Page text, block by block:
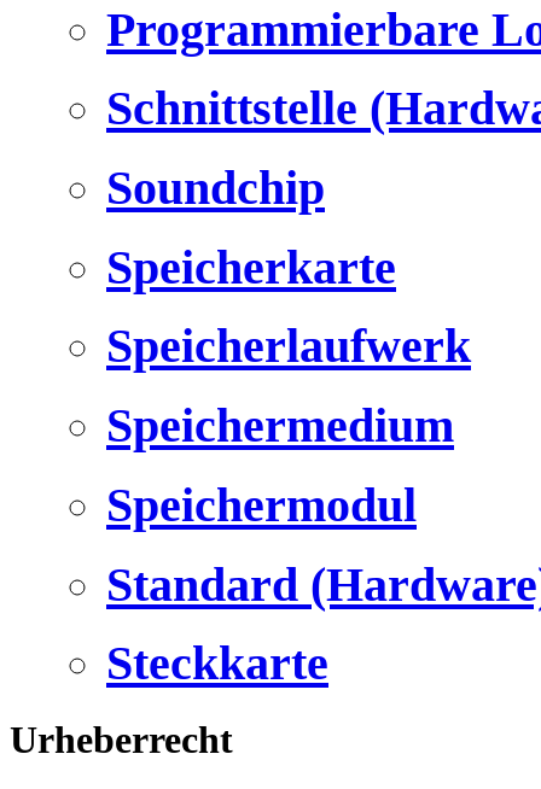
Programmierbare
Schnittstelle
Soundchip
Speicherkarte
Speicherlaufwerk
Speichermedium
Speichermodul
Standard
Steckkarte
Urheberrecht